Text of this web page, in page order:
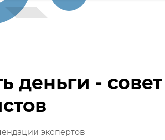
деньги - совет
экспертов